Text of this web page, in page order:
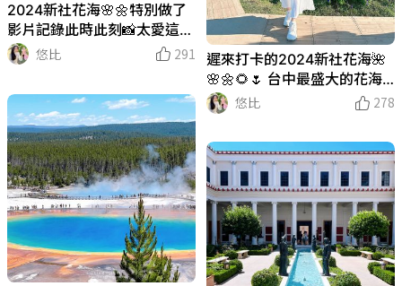
2024新社花海🌸🌼特別做了
影片記錄此時此刻📸太愛這裡
的景色了😍 #台中景點 #新社
花海 #穿搭紀錄
悠比 291
遲來打卡的2024新社花海🌺
🌸🌼🌻🌷 台中最盛大的花海
活動🌟超美超夢幻
悠比 278